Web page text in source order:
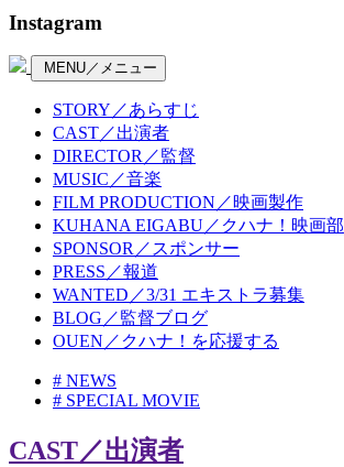
Instagram
MENU／メニュー
STORY／あらすじ
CAST／出演者
DIRECTOR／監督
MUSIC／音楽
FILM PRODUCTION／映画製作
KUHANA EIGABU／クハナ！映画部
SPONSOR／スポンサー
PRESS／報道
WANTED／3/31 エキストラ募集
BLOG／監督ブログ
OUEN／クハナ！を応援する
# NEWS
# SPECIAL MOVIE
CAST／出演者